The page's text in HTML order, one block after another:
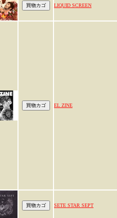
LIQUID SCREEN
EL ZINE
SETE STAR SEPT